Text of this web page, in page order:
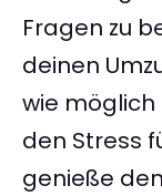
Fragen zu
deinen
wie möglich
den Stress
genieße